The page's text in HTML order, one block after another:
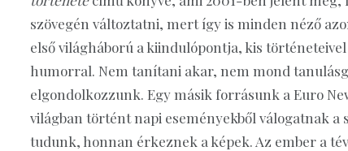
szövegén változtatni, mert így is minden néző
első világháború a kiindulópontja, kis
humorral. Nem tanítani akar, nem mond
elgondolkozzunk. Egy másik forrásunk a Euro
világban történt napi eseményekből válogatnak
tudunk, honnan érkeznek a képek. Az ember a